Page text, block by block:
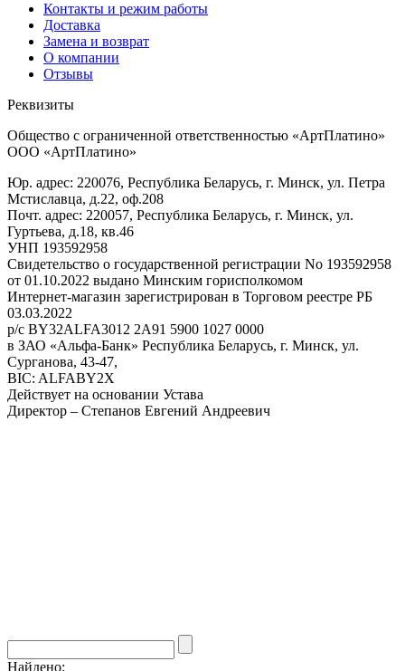
Контакты и режим работы
Доставка
Замена и возврат
О компании
Отзывы
Реквизиты
Общество с ограниченной ответственностью «АртПлатино»
ООО «АртПлатино»
Юр. адрес: 220076, Республика Беларусь, г. Минск, ул. Петра
Мстиславца, д.22, оф.208
Почт. адрес: 220057, Республика Беларусь, г. Минск, ул.
Гуртьева, д.18, кв.46
УНП 193592958
Свидетельство о государственной регистрации No 193592958
от 01.10.2022 выдано Минским горисполкомом
Интернет-магазин зарегистрирован в Торговом реестре РБ
03.03.2022
р/с BY32ALFA3012 2A91 5900 1027 0000
в ЗАО «Альфа-Банк» Республика Беларусь, г. Минск, ул.
Сурганова, 43-47,
BIC: ALFABY2X
Действует на основании Устава
Директор – Степанов Евгений Андреевич
Найдено: